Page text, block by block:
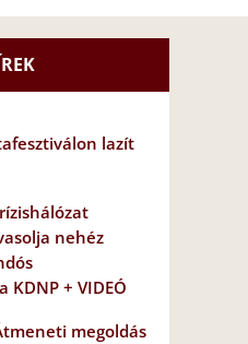
lazít
nehéz
+ VIDEÓ
megoldás